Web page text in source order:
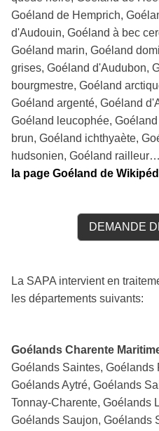
Goéland de Hemprich,
d'Audouin, Goéland à bec
Goéland marin, Goéland
grises, Goéland d'Audubon,
bourgmestre, Goéland
Goéland argenté, Goéland
Goéland leucophée,
brun, Goéland ichthyaète,
hudsonien, Goéland
la page Goéland de
DEMANDE
La SAPA intervient en
les départements suivants:
Goélands Charente
Goélands Saintes, Goélands
Goélands Aytré, Goélands
Tonnay-Charente, Goélands
Goélands Saujon, Goélands